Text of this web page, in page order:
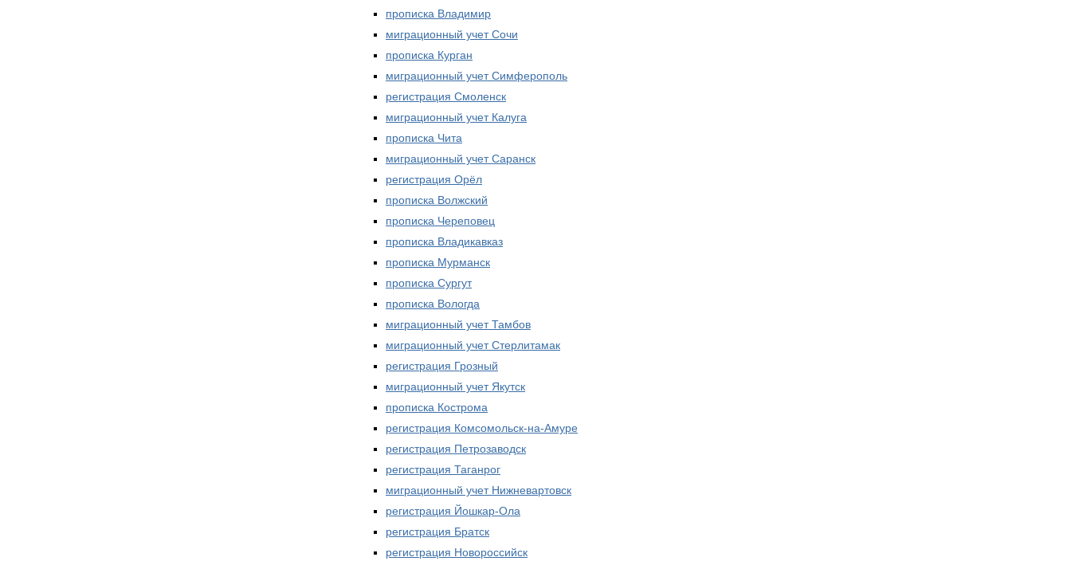
прописка Владимир
миграционный учет Сочи
прописка Курган
миграционный учет Симферополь
регистрация Смоленск
миграционный учет Калуга
прописка Чита
миграционный учет Саранск
регистрация Орёл
прописка Волжский
прописка Череповец
прописка Владикавказ
прописка Мурманск
прописка Сургут
прописка Вологда
миграционный учет Тамбов
миграционный учет Стерлитамак
регистрация Грозный
миграционный учет Якутск
прописка Кострома
регистрация Комсомольск-на-Амуре
регистрация Петрозаводск
регистрация Таганрог
миграционный учет Нижневартовск
регистрация Йошкар-Ола
регистрация Братск
регистрация Новороссийск